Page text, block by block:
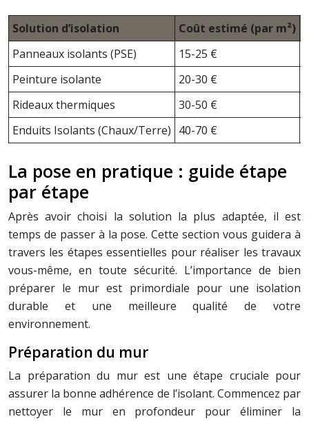
Solution d’isolation Coût estimé (par m²)
Panneaux isolants (PSE)
15-25 €
Peinture isolante
20-30 €
Rideaux thermiques
30-50 €
Enduits Isolants (Chaux/Terre) 40-70 €
La pose en pratique : guide étape
par étape
Après avoir choisi la solution la plus adaptée, il est
temps de passer à la pose. Cette section vous guidera à
travers les étapes essentielles pour réaliser les travaux
vous-même, en toute sécurité. L’importance de bien
préparer le mur est primordiale pour une isolation
durable et une meilleure qualité de votre
environnement.
Préparation du mur
La préparation du mur est une étape cruciale pour
assurer la bonne adhérence de l’isolant. Commencez par
nettoyer le mur en profondeur pour éliminer la